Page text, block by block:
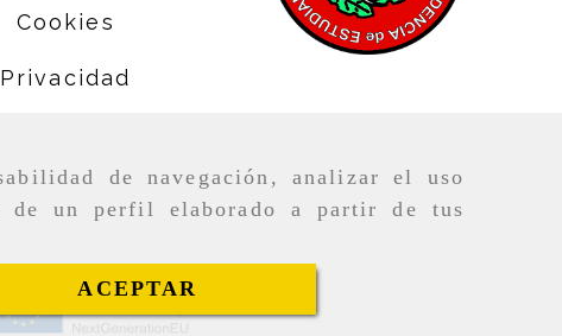
de navegación, analizar el uso
de un perfil elaborado a partir de tus
ACEPTAR
Cookies
Privacidad